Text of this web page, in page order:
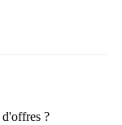
d'offres ?